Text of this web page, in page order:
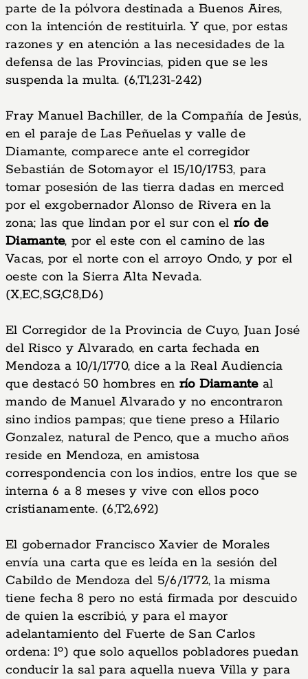
parte de la pólvora destinada a Buenos Aires,
con la intención de restituirla. Y que, por estas
razones y en atención a las necesidades de la
defensa de las Provincias, piden que se les
suspenda la multa. (6,T1,231-242)
Fray Manuel Bachiller, de la Compañía de Jesús,
en el paraje de Las Peñuelas y valle de
Diamante, comparece ante el corregidor
Sebastián de Sotomayor el 15/10/1753, para
tomar posesión de las tierra dadas en merced
por el exgobernador Alonso de Rivera en la
zona; las que lindan por el sur con el río de
Diamante, por el este con el camino de las
Vacas, por el norte con el arroyo Ondo, y por el
oeste con la Sierra Alta Nevada.
(X,EC,SG,C8,D6)
El Corregidor de la Provincia de Cuyo, Juan José
del Risco y Alvarado, en carta fechada en
Mendoza a 10/1/1770, dice a la Real Audiencia
que destacó 50 hombres en río Diamanteal
mando de Manuel Alvarado y no encontraron
sino indios pampas; que tiene preso a Hilario
Gonzalez, natural de Penco, que a mucho años
reside en Mendoza, en amistosa
correspondencia con los indios, entre los que se
interna 6 a 8 meses y vive con ellos poco
cristianamente. (6,T2,692)
El gobernador Francisco Xavier de Morales
envía una carta que es leída en la sesión del
Cabildo de Mendoza del 5/6/1772, la misma
tiene fecha 8 pero no está firmada por descuido
de quien la escribió, y para el mayor
adelantamiento del Fuerte de San Carlos
ordena: 1º) que solo aquellos pobladores puedan
conducir la sal para aquella nueva Villa y para